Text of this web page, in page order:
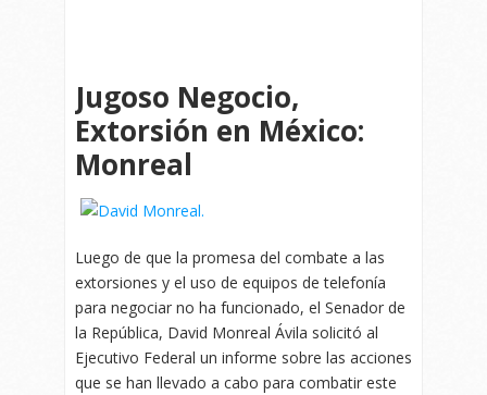
Jugoso Negocio,
Extorsión en México:
Monreal
Luego de que la promesa del combate a las
extorsiones y el uso de equipos de telefonía
para negociar no ha funcionado, el Senador de
la República, David Monreal Ávila solicitó al
Ejecutivo Federal un informe sobre las acciones
que se han llevado a cabo para combatir este